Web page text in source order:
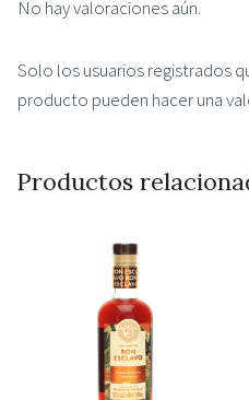
No hay valoraciones aún.
Solo los usuarios registrados
producto pueden hacer una
Productos